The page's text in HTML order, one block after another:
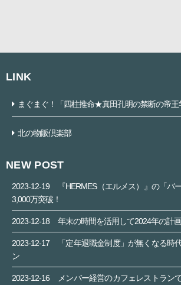
LINK
まぐまぐ！「四柱推命★真田孔明の禁断の帝王
北の物販倶楽部
NEW POST
2023-12-19
『HERMES（エルメス）』の「バ
3,000万突破！
2023-12-18 年末の時間を活用して2024年の計
2023-12-17
「定年退職金制度」が無くなる時
ン
2023-12-16
メンバー経営のカフェレストラン